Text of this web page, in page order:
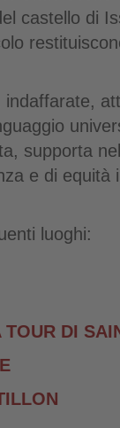
castello di
supporta
e di equità
luoghi:
DI